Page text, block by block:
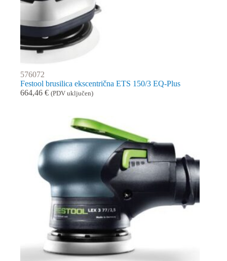
576072
Festool brusilica ekscentrična ETS 150/3 EQ-Plus
664,46 € (PDV uključen)